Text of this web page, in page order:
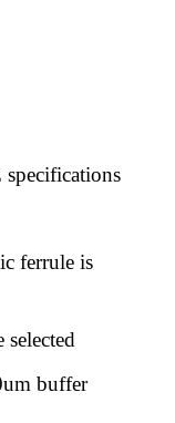
ferrule is
buffer